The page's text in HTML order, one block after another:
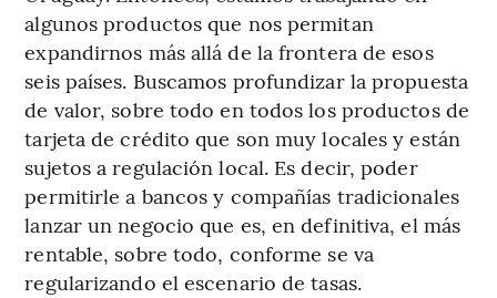
algunos productos que nos permitan
expandirnos más allá de la frontera de esos
seis países. Buscamos profundizar la propuesta
de valor, sobre todo en todos los productos de
tarjeta de crédito que son muy locales y están
sujetos a regulación local. Es decir, poder
permitirle a bancos y compañías tradicionales
lanzar un negocio que es, en definitiva, el más
rentable, sobre todo, conforme se va
regularizando el escenario de tasas.